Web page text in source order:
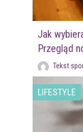
Jak
Przegląd
Tekst
LIFESTYLE